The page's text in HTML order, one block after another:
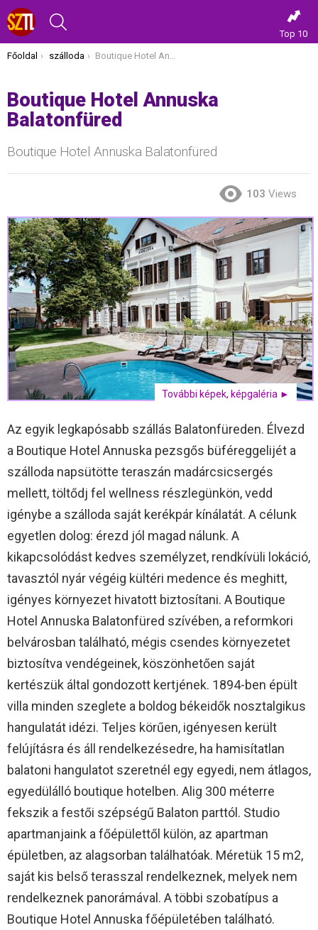
Top 10
Itt vagy most:
Főoldal szálloda Boutique Hotel Annuska Balatonfüred
Boutique Hotel Annuska
Balatonfüred
Boutique Hotel Annuska Balatonfüred
103 Views
További képek, képgaléria ►
Az egyik legkapósabb szállás Balatonfüreden. Élvezd
a Boutique Hotel Annuska pezsgős büféreggelijét a
szálloda napsütötte teraszán madárcsicsergés
mellett, töltődj fel wellness részlegünkön, vedd
igénybe a szálloda saját kerékpár kínálatát. A célunk
egyetlen dolog: érezd jól magad nálunk. A
kikapcsolódást kedves személyzet, rendkívüli lokáció,
tavasztól nyár végéig kültéri medence és meghitt,
igényes környezet hivatott biztosítani. A Boutique
Hotel Annuska Balatonfüred szívében, a reformkori
belvárosban található, mégis csendes környezetet
biztosítva vendégeinek, köszönhetően saját
kertészük által gondozott kertjének. 1894-ben épült
villa minden szeglete a boldog békeidők nosztalgikus
hangulatát idézi. Teljes körűen, igényesen került
felújításra és áll rendelkezésedre, ha hamisítatlan
balatoni hangulatot szeretnél egy egyedi, nem átlagos,
egyedülálló boutique hotelben. Alig 300 méterre
fekszik a festői szépségű Balaton parttól. Studio
apartmanjaink a főépülettől külön, az apartman
épületben, az alagsorban találhatóak. Méretük 15 m2,
saját kis belső terasszal rendelkeznek, melyek nem
rendelkeznek panorámával. A többi szobatípus a
Boutique Hotel Annuska főépületében található.